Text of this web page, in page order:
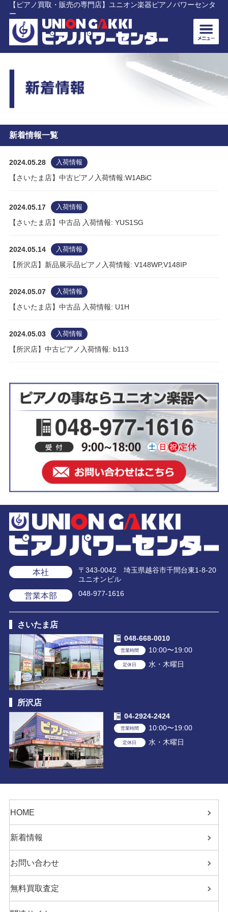
【ピアノ買取・販売の専門店】ユニオン楽器ピアノパワーセンタ
ー
新着情報一覧
2024.05.28 入荷情報
【さいたま店】中古ピアノ入荷情報:W1ABiC
2024.05.17 入荷情報
【さいたま店】中古品 入荷情報: YUS1SG
2024.05.14 入荷情報
【所沢店】新品展示品ピアノ入荷情報: V148WP,V148IP
2024.05.07 入荷情報
【さいたま店】中古品 入荷情報: U1H
2024.05.03 入荷情報
【所沢店】中古ピアノ入荷情報: b113
本社
〒343-0042 埼玉県越谷市千間台東1-8-20
ユニオンビル
営業本部 048-977-1616
さいたま店
048-668-0010
営業時間 10:00〜19:00
定休日 水・木曜日
所沢店
04-2924-2424
営業時間 10:00〜19:00
定休日 水・木曜日
HOME
新着情報
お問い合わせ
無料買取査定